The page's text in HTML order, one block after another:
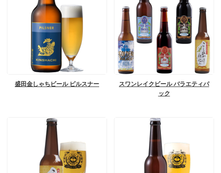
盛田金しゃちビール ピルスナー
スワンレイクビール バラエティパ
ック